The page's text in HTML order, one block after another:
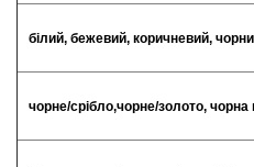
білий, бежевий, коричневий,
чорне/срібло,чорне/золото, чорна